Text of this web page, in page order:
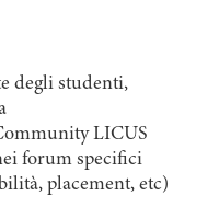
degli studenti,
LICUS
forum specifici
placement, etc)